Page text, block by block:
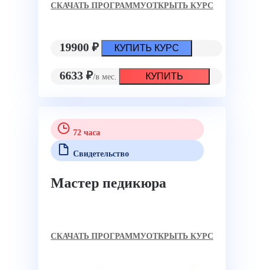
CКАЧАТЬ ПРОГРАММУОТКРЫТЬ КУРС
19900 ₽ КУПИТЬ КУРС
6633 ₽/в мес. КУПИТЬ
72 часа
Свидетельство
Мастер педикюра
CКАЧАТЬ ПРОГРАММУОТКРЫТЬ КУРС